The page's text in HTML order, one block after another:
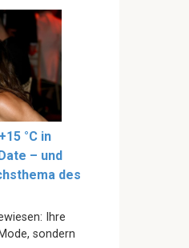
°C in
– und
des
Ihre
sondern